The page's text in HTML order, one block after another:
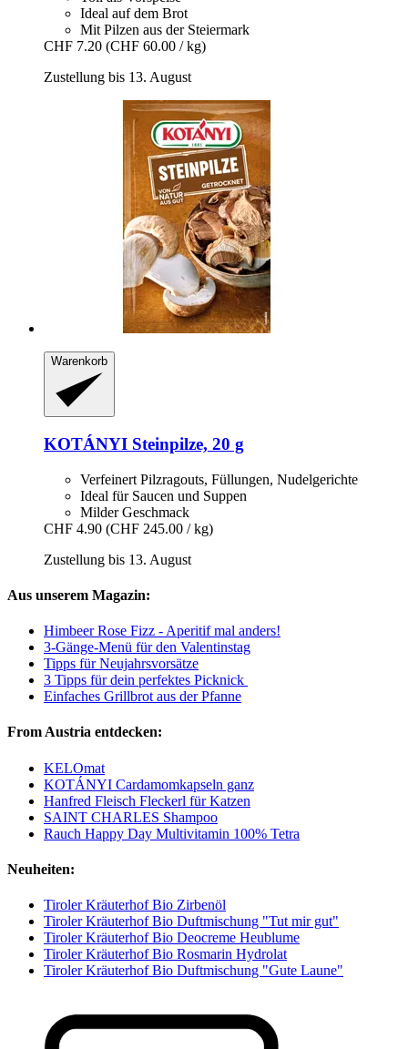
Ideal auf dem Brot
Mit Pilzen aus der Steiermark
CHF 7.20 (CHF 60.00 / kg)
Zustellung bis 13. August
Warenkorb
KOTÁNYI Steinpilze, 20 g
Verfeinert Pilzragouts, Füllungen, Nudelgerichte
Ideal für Saucen und Suppen
Milder Geschmack
CHF 4.90 (CHF 245.00 / kg)
Zustellung bis 13. August
Aus unserem Magazin:
Himbeer Rose Fizz - Aperitif mal anders!
3-Gänge-Menü für den Valentinstag
Tipps für Neujahrsvorsätze
3 Tipps für dein perfektes Picknick
Einfaches Grillbrot aus der Pfanne
From Austria entdecken:
KELOmat
KOTÁNYI Cardamomkapseln ganz
Hanfred Fleisch Fleckerl für Katzen
SAINT CHARLES Shampoo
Rauch Happy Day Multivitamin 100% Tetra
Neuheiten:
Tiroler Kräuterhof Bio Zirbenöl
Tiroler Kräuterhof Bio Duftmischung "Tut mir gut"
Tiroler Kräuterhof Bio Deocreme Heublume
Tiroler Kräuterhof Bio Rosmarin Hydrolat
Tiroler Kräuterhof Bio Duftmischung "Gute Laune"